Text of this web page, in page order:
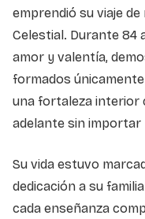
emprendió su viaje
Celestial. Durante 84
amor y valentía,
formados
una fortaleza interior
adelante sin
Su vida estuvo
dedicación a su
cada enseñanza